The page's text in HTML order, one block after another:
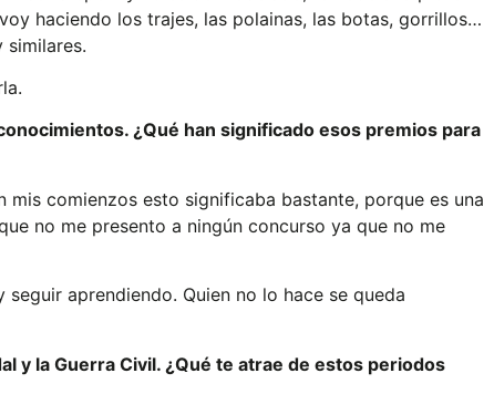
haciendo los trajes, las polainas, las botas, gorrillos…
¿Qué han significado esos premios para
comienzos esto significaba bastante, porque es una
no me presento a ningún concurso ya que no me
aprendiendo. Quien no lo hace se queda
y la Guerra Civil. ¿Qué te atrae de estos periodos